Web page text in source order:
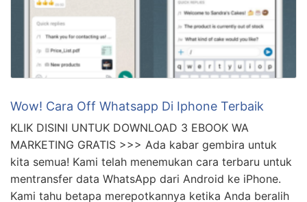
Wow! Cara Off Whatsapp Di Iphone Terbaik